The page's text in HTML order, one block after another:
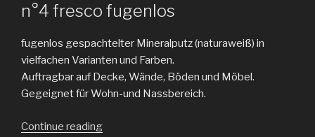
n°4 fresco fugenlos
fugenlos gespachtelter Mineralputz (naturaweiß) in
vielfachen Varianten und Farben.
Auftragbar auf Decke, Wände, Böden und Möbel.
Gegeignet für Wohn-und Nassbereich.
Continue reading„Frescolori“